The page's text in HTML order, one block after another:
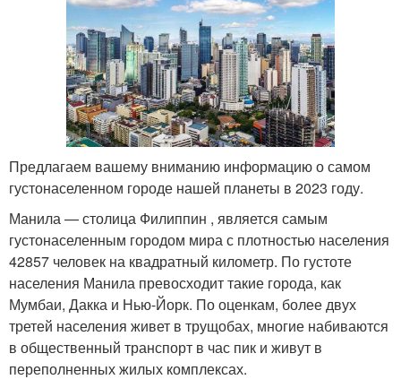
Предлагаем вашему вниманию информацию о самом
густонаселенном городе нашей планеты в 2023 году.
Манила — столица Филиппин , является самым
густонаселенным городом мира с плотностью населения
42857 человек на квадратный километр. По густоте
населения Манила превосходит такие города, как
Мумбаи, Дакка и Нью-Йорк. По оценкам, более двух
третей населения живет в трущобах, многие набиваются
в общественный транспорт в час пик и живут в
переполненных жилых комплексах.